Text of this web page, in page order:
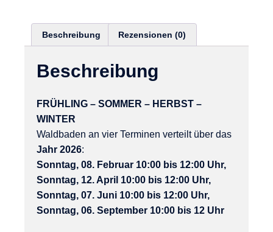
Beschreibung Rezensionen (0)
Beschreibung
FRÜHLING – SOMMER – HERBST –
WINTER
Waldbaden an vier Terminen verteilt über das
Jahr 2026:
Sonntag, 08. Februar 10:00 bis 12:00 Uhr,
Sonntag, 12. April 10:00 bis 12:00 Uhr,
Sonntag, 07. Juni 10:00 bis 12:00 Uhr,
Sonntag, 06. September 10:00 bis 12 Uhr